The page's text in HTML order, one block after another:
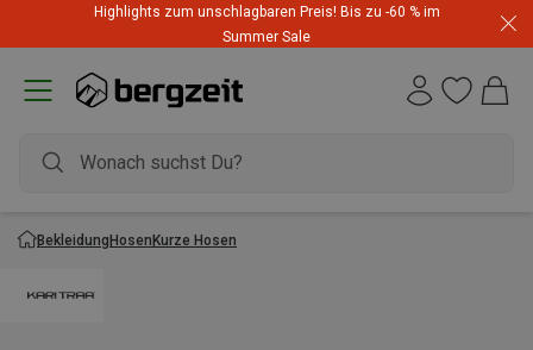
Highlights zum unschlagbaren Preis! Bis zu -60 % im
Summer Sale
BekleidungHosenKurze Hosen